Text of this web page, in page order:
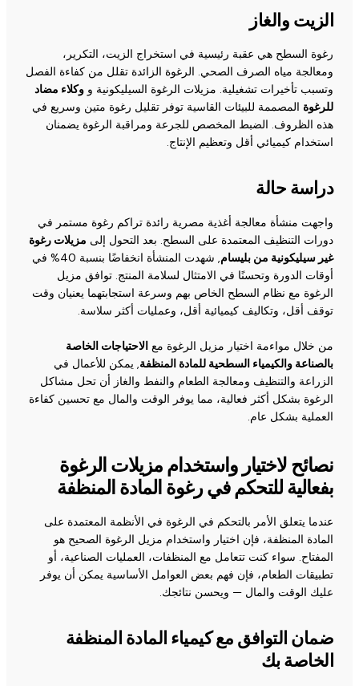
الزيت والغاز
رغوة السطح هي عقبة رئيسية في استخراج الزيت، التكرير،
ومعالجة مياه الصرف الصحي. الرغوة الزائدة تقلل من كفاءة الفصل
وتسبب تأخيرات تشغيلية. مزيلات الرغوة السيليكونية و وكلاء مضاد
للرغوة المصممة للبيئات القاسية توفر تقليل رغوة متين وسريع في
هذه الظروف. الضبط المخصص للجرعة ومراقبة الرغوة يضمنان
استخدام كيميائي أقل وتعظيم الإنتاج.
دراسة حالة
واجهت منشأة معالجة أغذية مصرية رائدة تراكم رغوة مستمر في
دورات التنظيف المعتمدة على السطح. بعد التحول إلى مزيلات رغوة
غير سيليكونية من بليسام
, شهدت المنشأة انخفاضًا بنسبة 40% في
أوقات الدورة وتحسنًا في الامتثال لسلامة المنتج. توافق مزيل
الرغوة مع نظام السطح الخاص بهم وسرعة استجابتهما يعنيان وقت
توقف أقل، وتكاليف كيميائية أقل، وعمليات أكثر سلاسة.
من خلال مواءمة اختيار مزيل الرغوة مع الاحتياجات الخاصة
بالصناعة والكيمياء السطحية للمادة المنظفة, يمكن للأعمال في
الزراعة والتنظيف ومعالجة الطعام والنفط والغاز أن تحل مشاكل
الرغوة بشكل أكثر فعالية، مما يوفر الوقت والمال مع تحسين كفاءة
العملية بشكل عام.
نصائح لاختيار واستخدام مزيلات الرغوة
بفعالية للتحكم في رغوة المادة المنظفة
عندما يتعلق الأمر بالتحكم في الرغوة في الأنظمة المعتمدة على
المادة المنظفة، فإن اختيار واستخدام مزيل الرغوة الصحيح هو
المفتاح. سواء كنت تتعامل مع المنظفات، العمليات الصناعية، أو
تطبيقات الطعام، فإن فهم بعض العوامل الأساسية يمكن أن يوفر
عليك الوقت والمال — ويحسن نتائجك.
ضمان التوافق مع كيمياء المادة المنظفة
الخاصة بك